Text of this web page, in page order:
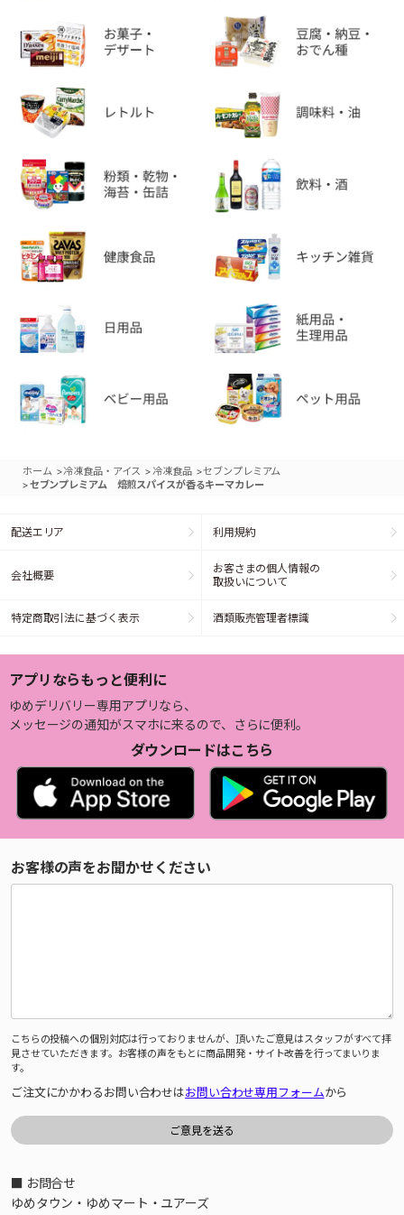
ホーム >冷凍食品・アイス > 冷凍食品 >セブンプレミアム
>セブンプレミアム 焙煎スパイスが香るキーマカレー
配送エリア 利用規約
会社概要
お客さまの個人情報の
取扱いについて
特定商取引法に基づく表示 酒類販売管理者標識
アプリならもっと便利に
ゆめデリバリー専用アプリなら、
メッセージの通知がスマホに来るので、さらに便利。
ダウンロードはこちら
お客様の声をお聞かせください
こちらの投稿への個別対応は行っておりませんが、頂いたご意見はスタッフがすべて拝
見させていただきます。お客様の声をもとに商品開発・サイト改善を行ってまいりま
す。
ご注文にかかわるお問い合わせはお問い合わせ専用フォームから
■ お問合せ
ゆめタウン・ゆめマート・ユアーズ